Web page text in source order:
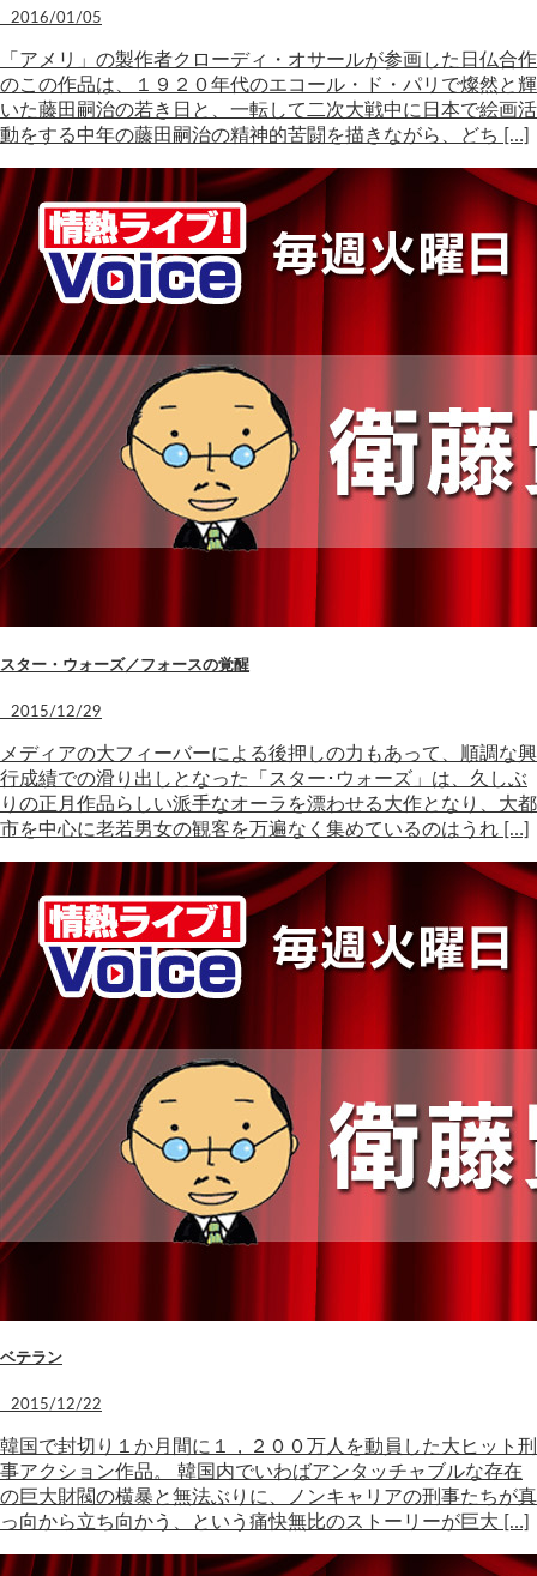
2016/01/05
「アメリ」の製作者クローディ・オサールが参画した日仏合作
のこの作品は、１９２０年代のエコール・ド・パリで燦然と輝
いた藤田嗣治の若き日と、一転して二次大戦中に日本で絵画活
動をする中年の藤田嗣治の精神的苦闘を描きながら、どち […]
スター・ウォーズ／フォースの覚醒
2015/12/29
メディアの大フィーバーによる後押しの力もあって、順調な興
行成績での滑り出しとなった「スター･ウォーズ」は、久しぶ
りの正月作品らしい派手なオーラを漂わせる大作となり、大都
市を中心に老若男女の観客を万遍なく集めているのはうれ […]
ベテラン
2015/12/22
韓国で封切り１か月間に１，２００万人を動員した大ヒット刑
事アクション作品。 韓国内でいわばアンタッチャブルな存在
の巨大財閥の横暴と無法ぶりに、ノンキャリアの刑事たちが真
っ向から立ち向かう、という痛快無比のストーリーが巨大 […]